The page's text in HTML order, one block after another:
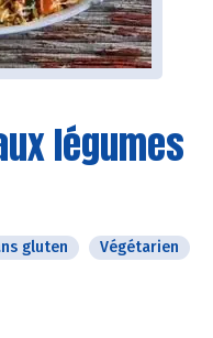
légumes
gluten
Végétarien